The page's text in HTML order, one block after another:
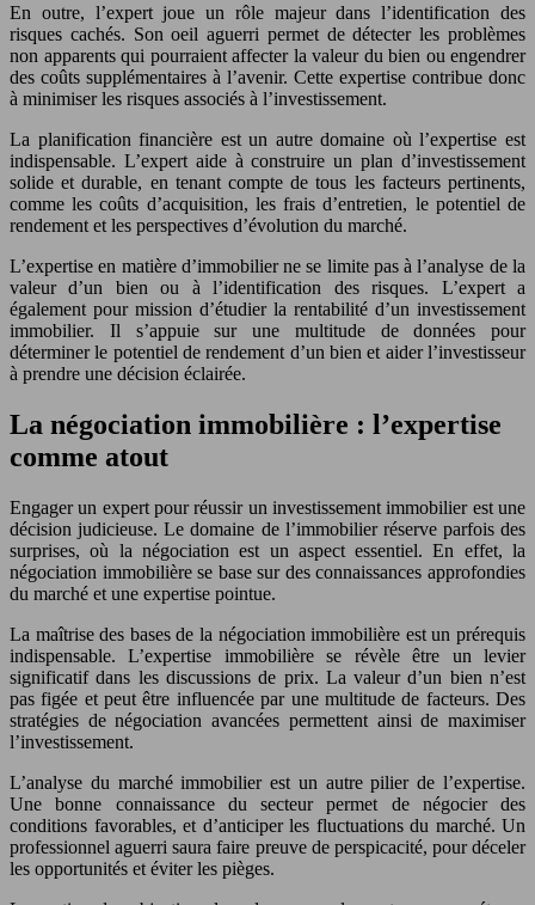
En outre, l’expert joue un rôle majeur dans l’identification des
risques cachés. Son oeil aguerri permet de détecter les problèmes
non apparents qui pourraient affecter la valeur du bien ou engendrer
des coûts supplémentaires à l’avenir. Cette expertise contribue donc
à minimiser les risques associés à l’investissement.
La planification financière est un autre domaine où l’expertise est
indispensable. L’expert aide à construire un plan d’investissement
solide et durable, en tenant compte de tous les facteurs pertinents,
comme les coûts d’acquisition, les frais d’entretien, le potentiel de
rendement et les perspectives d’évolution du marché.
L’expertise en matière d’immobilier ne se limite pas à l’analyse de la
valeur d’un bien ou à l’identification des risques. L’expert a
également pour mission d’étudier la rentabilité d’un investissement
immobilier. Il s’appuie sur une multitude de données pour
déterminer le potentiel de rendement d’un bien et aider l’investisseur
à prendre une décision éclairée.
La négociation immobilière : l’expertise
comme atout
Engager un expert pour réussir un investissement immobilier est une
décision judicieuse. Le domaine de l’immobilier réserve parfois des
surprises, où la négociation est un aspect essentiel. En effet, la
négociation immobilière se base sur des connaissances approfondies
du marché et une expertise pointue.
La maîtrise des bases de la négociation immobilière est un prérequis
indispensable. L’expertise immobilière se révèle être un levier
significatif dans les discussions de prix. La valeur d’un bien n’est
pas figée et peut être influencée par une multitude de facteurs. Des
stratégies de négociation avancées permettent ainsi de maximiser
l’investissement.
L’analyse du marché immobilier est un autre pilier de l’expertise.
Une bonne connaissance du secteur permet de négocier des
conditions favorables, et d’anticiper les fluctuations du marché. Un
professionnel aguerri saura faire preuve de perspicacité, pour déceler
les opportunités et éviter les pièges.